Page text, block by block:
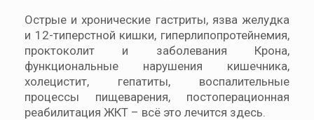
Острые и хронические гастриты, язва желудка
и 12-типерстной кишки, гиперлипопротейнемия,
проктоколит и заболевания Крона,
функциональные нарушения кишечника,
холецистит, гепатиты, воспалительные
процессы пищеварения, постоперационная
реабилитация ЖКТ – всё это лечится здесь.